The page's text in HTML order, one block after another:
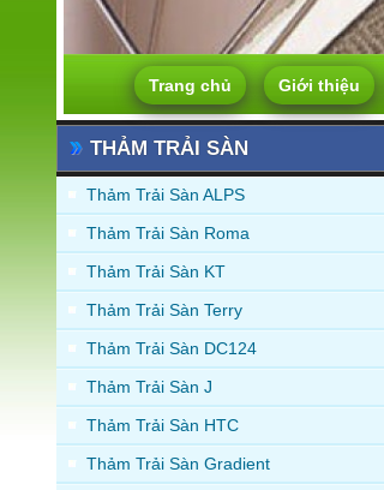
Trang chủ Giới thiệu
THẢM TRẢI SÀN
Thảm Trải Sàn ALPS
Thảm Trải Sàn Roma
Thảm Trải Sàn KT
Thảm Trải Sàn Terry
Thảm Trải Sàn DC124
Thảm Trải Sàn J
Thảm Trải Sàn HTC
Thảm Trải Sàn Gradient